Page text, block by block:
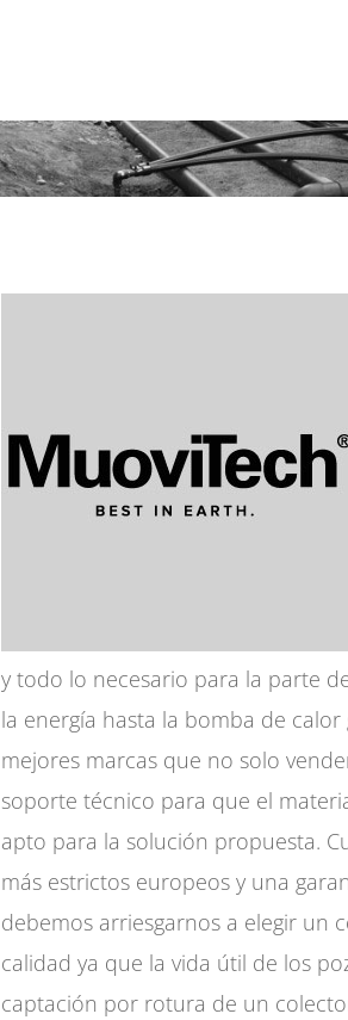
y todo lo necesario para la parte
la energía hasta la bomba de
mejores marcas que no solo
soporte técnico para que el
apto para la solución propuesta.
más estrictos europeos y una
debemos arriesgarnos a elegir un
calidad ya que la vida útil de los
captación por rotura de un